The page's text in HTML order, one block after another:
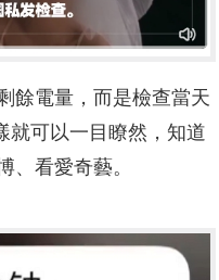
餘電量，而是檢查當天
就可以一目瞭然，知道
、看愛奇藝。